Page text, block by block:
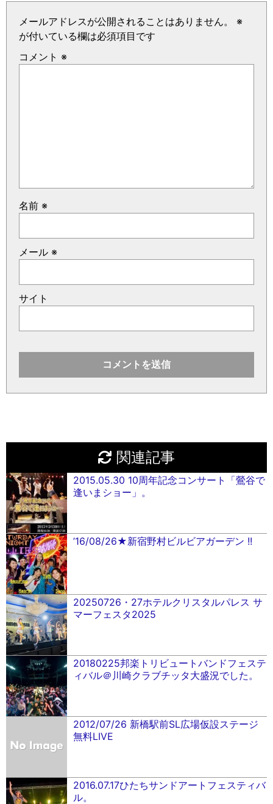
メールアドレスが公開されることはありません。
※
が付いている欄は必須項目です
コメント ※
名前 ※
メール ※
サイト
関連記事
2015.05.30 10周年記念コンサート「鶯谷で
逢いまショー」。
’16/08/26★新宿野村ビルビアガーデン !!
20250726・27ホテルクリスタルパレス サ
マーフェスタ2025
20180225邦楽トリビュートバンドフェステ
ィバル＠川崎クラブチッタ大盛況でした。
2012/07/26 新橋駅前SL広場仮設ステージ
無料LIVE
2016.07.17ひたちサンドアートフェスティバ
ル。